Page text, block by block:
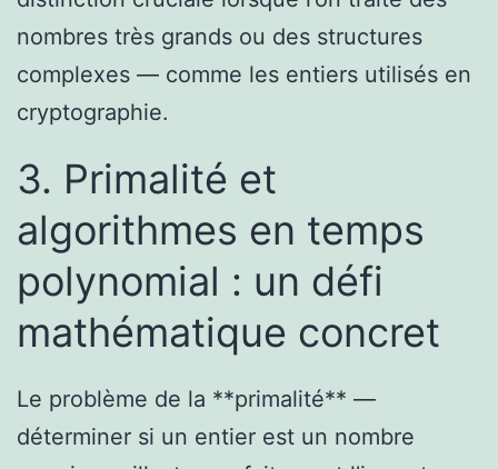
nombres très grands ou des structures
complexes — comme les entiers utilisés en
cryptographie.
3. Primalité et
algorithmes en temps
polynomial : un défi
mathématique concret
Le problème de la **primalité** —
déterminer si un entier est un nombre